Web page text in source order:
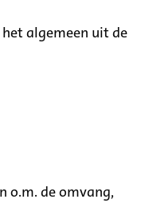
algemeen uit de
o.m. de omvang,